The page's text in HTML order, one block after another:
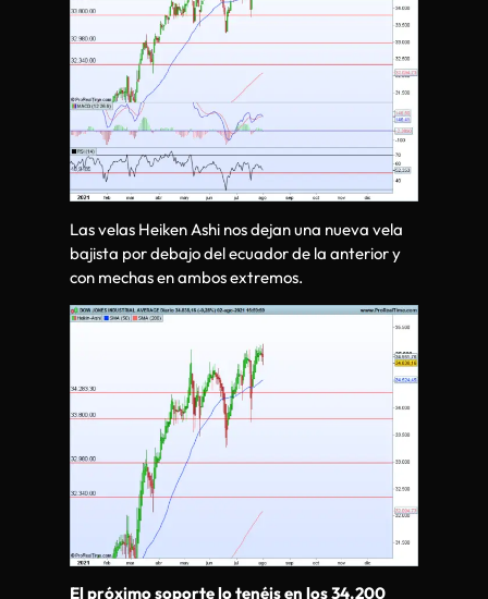
Las velas Heiken Ashi nos dejan una nueva vela
bajista por debajo del ecuador de la anterior y
con mechas en ambos extremos.
El próximo soporte lo tenéis en los 34.200